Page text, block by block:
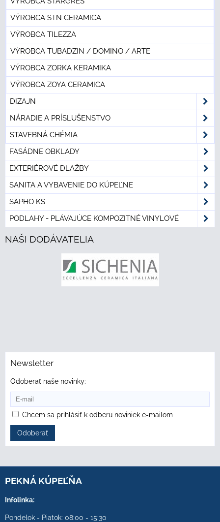
VÝROBCA STN CERAMICA
VÝROBCA TILEZZA
VÝROBCA TUBADZIN / DOMINO / ARTE
VÝROBCA ZORKA KERAMIKA
VÝROBCA ZOYA CERAMICA
DIZAJN
NÁRADIE A PRÍSLUŠENSTVO
STAVEBNÁ CHÉMIA
FASÁDNE OBKLADY
EXTERIÉROVÉ DLAŽBY
SANITA A VYBAVENIE DO KÚPEĽNE
SAPHO KS
PODLAHY - PLÁVAJÚCE KOMPOZITNÉ VINYLOVÉ
NAŠI DODÁVATELIA
Newsletter
Odoberať naše novinky:
Chcem sa prihlásiť k odberu noviniek e-mailom
Odoberať
PEKNÁ KÚPEĽŇA
Infolinka:
Pondelok - Piatok: 08:00 - 15:30